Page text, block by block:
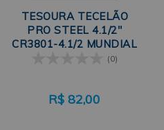
TESOURA TECELÃO
PRO STEEL 4.1/2"
CR3801-4.1/2 MUNDIAL
(0)
R$ 82,00